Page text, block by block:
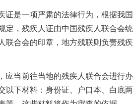
证是一项严肃的法律行为，根据我国
定，残疾人证由中国残疾人联合会统
联合会的印章，地方残联则负责残疾
应当前往当地的残疾人联合会进行办
以下材料：身份证、户口本、白底两